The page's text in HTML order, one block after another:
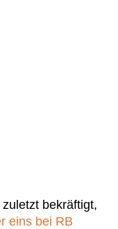
bekräftigt,
eins bei RB